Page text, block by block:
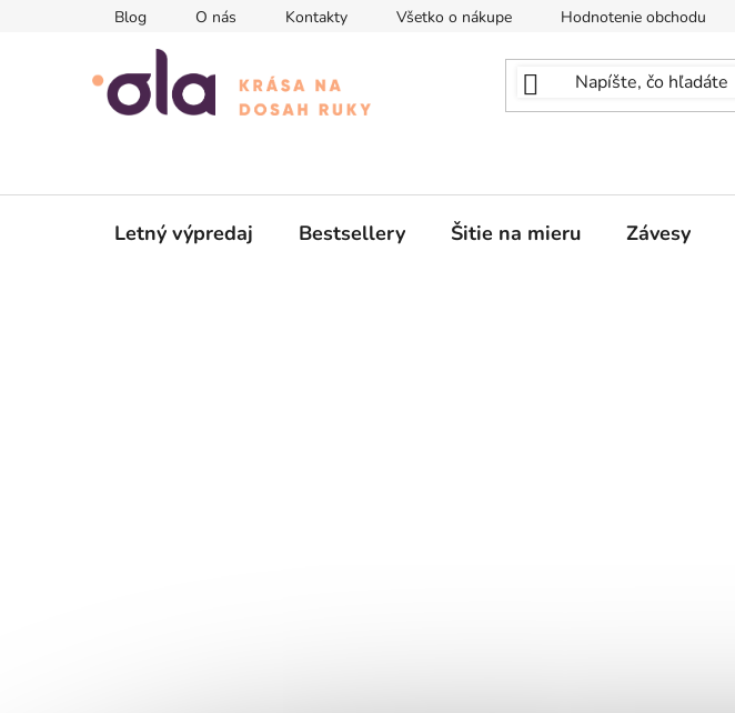
Blog O nás Kontakty Všetko o nákupe Hodnotenie obchodu
Letný výpredaj Bestsellery Šitie na mieru Závesy